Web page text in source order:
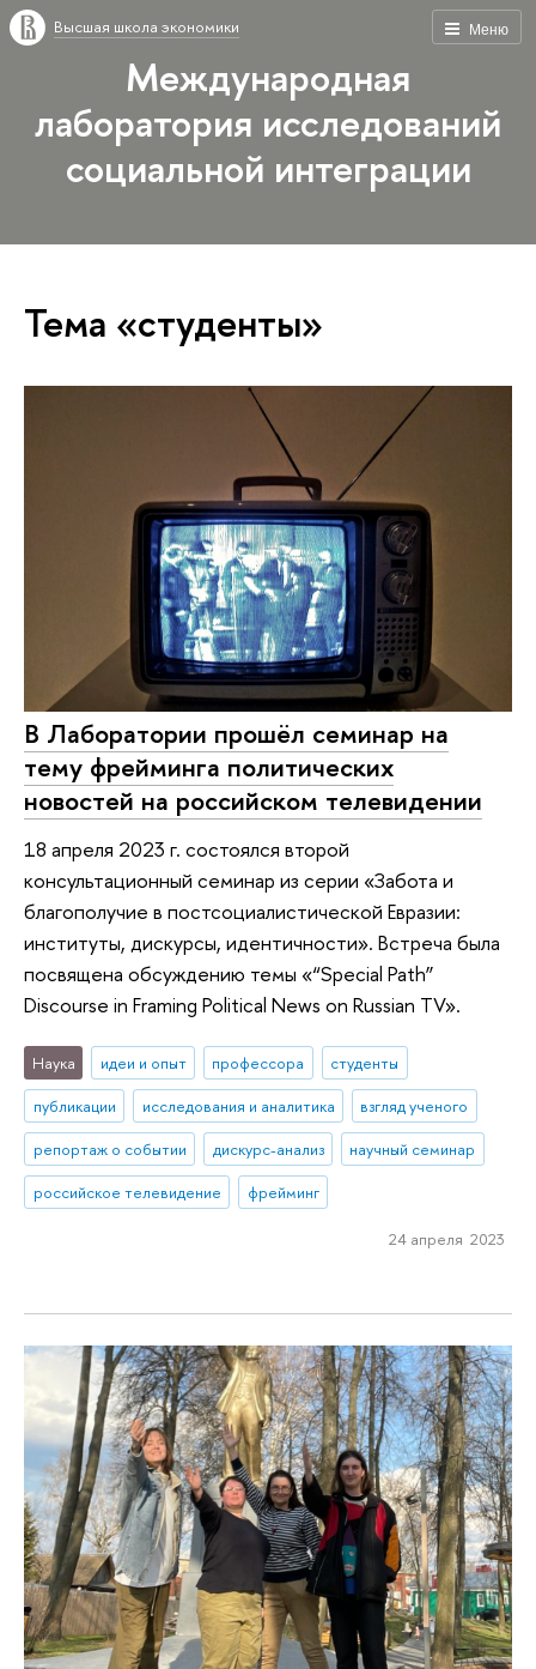
Меню
Высшая школа экономики
Международная
лаборатория исследований
социальной интеграции
Тема «студенты»
В Лаборатории прошёл семинар на
тему фрейминга политических
новостей на российском телевидении
18 апреля 2023 г. состоялся второй
консультационный семинар из серии «Забота и
благополучие в постсоциалистической Евразии:
институты, дискурсы, идентичности». Встреча была
посвящена обсуждению темы «“Special Path”
Discourse in Framing Political News on Russian TV».
Наука идеи и опыт профессора
студенты
публикации
исследования и аналитика
взгляд ученого
репортаж о событии
дискурс-анализ
научный семинар
российское телевидение
фрейминг
24 апреля 2023